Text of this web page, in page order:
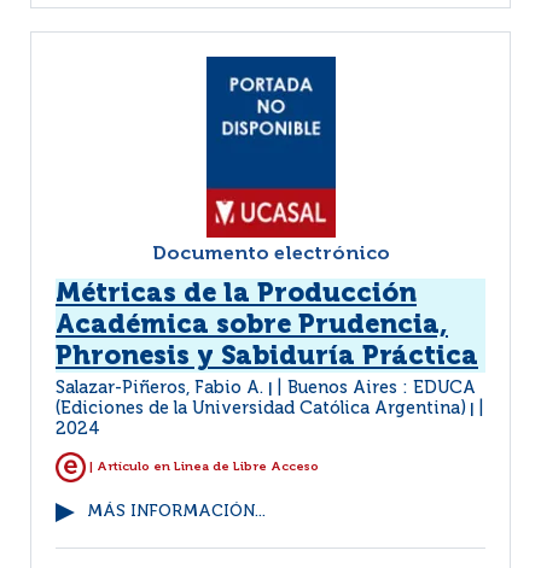
Documento electrónico
Métricas de la Producción
Académica sobre Prudencia,
Phronesis y Sabiduría Práctica
Salazar-Piñeros, Fabio A.
Buenos Aires : EDUCA
(Ediciones de la Universidad Católica Argentina)
2024
| Artículo en Linea de Libre Acceso
MÁS INFORMACIÓN...